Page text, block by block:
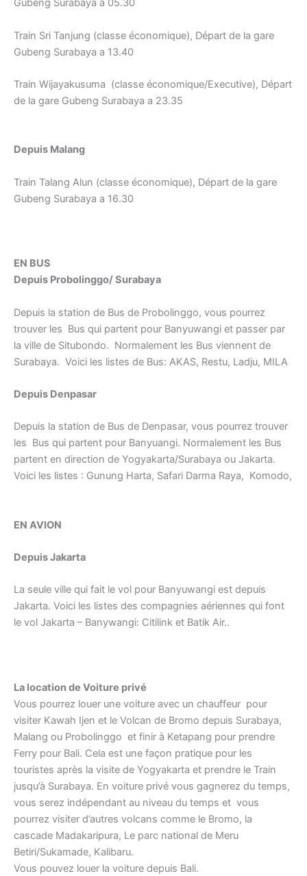
Gubeng Surabaya a 05.30
Train Sri Tanjung (classe économique), Départ de la gare
Gubeng Surabaya a 13.40
Train Wijayakusuma (classe économique/Executive), Départ
de la gare Gubeng Surabaya a 23.35
Depuis Malang
Train Talang Alun (classe économique), Départ de la gare
Gubeng Surabaya a 16.30
EN BUS
Depuis Probolinggo/ Surabaya
Depuis la station de Bus de Probolinggo, vous pourrez
trouver les Bus qui partent pour Banyuwangi et passer par
la ville de Situbondo. Normalement les Bus viennent de
Surabaya. Voici les listes de Bus: AKAS, Restu, Ladju, MILA
Depuis Denpasar
Depuis la station de Bus de Denpasar, vous pourrez trouver
les Bus qui partent pour Banyuangi. Normalement les Bus
partent en direction de Yogyakarta/Surabaya ou Jakarta.
Voici les listes : Gunung Harta, Safari Darma Raya, Komodo,
EN AVION
Depuis Jakarta
La seule ville qui fait le vol pour Banyuwangi est depuis
Jakarta. Voici les listes des compagnies aériennes qui font
le vol Jakarta – Banywangi: Citilink et Batik Air..
La location de Voiture privé
Vous pourrez louer une voiture avec un chauffeur pour
visiter Kawah Ijen et le Volcan de Bromo depuis Surabaya,
Malang ou Probolinggo et finir à Ketapang pour prendre
Ferry pour Bali. Cela est une façon pratique pour les
touristes après la visite de Yogyakarta et prendre le Train
jusqu’à Surabaya. En voiture privé vous gagnerez du temps,
vous serez indépendant au niveau du temps et vous
pourrez visiter d’autres volcans comme le Bromo, la
cascade Madakaripura, Le parc national de Meru
Betiri/Sukamade, Kalibaru.
Vous pouvez louer la voiture depuis Bali.